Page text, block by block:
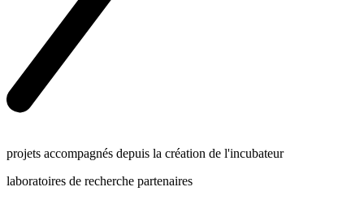
projets accompagnés depuis la création de l'incubateur
laboratoires de recherche partenaires